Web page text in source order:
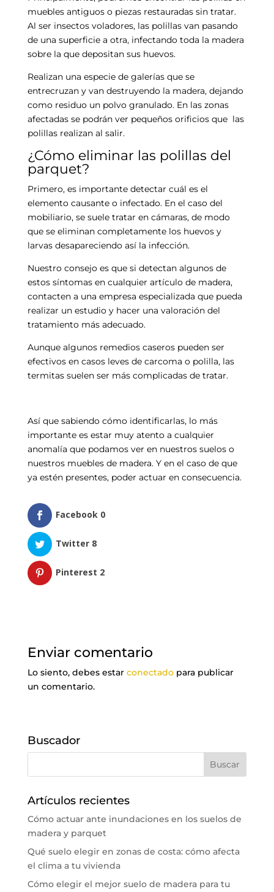
muebles antiguos o piezas restauradas sin tratar.
Al ser insectos voladores, las polillas van pasando
de una superficie a otra, infectando toda la madera
sobre la que depositan sus huevos.
Realizan una especie de galerías que se
entrecruzan y van destruyendo la madera, dejando
como residuo un polvo granulado. En las zonas
afectadas se podrán ver pequeños orificios que las
polillas realizan al salir.
¿Cómo eliminar las polillas del
parquet?
Primero, es importante detectar cuál es el
elemento causante o infectado. En el caso del
mobiliario, se suele tratar en cámaras, de modo
que se eliminan completamente los huevos y
larvas desapareciendo así la infección.
Nuestro consejo es que si detectan algunos de
estos síntomas en cualquier artículo de madera,
contacten a una empresa especializada que pueda
realizar un estudio y hacer una valoración del
tratamiento más adecuado.
Aunque algunos remedios caseros pueden ser
efectivos en casos leves de carcoma o polilla, las
termitas suelen ser más complicadas de tratar.
Así que sabiendo cómo identificarlas, lo más
importante es estar muy atento a cualquier
anomalía que podamos ver en nuestros suelos o
nuestros muebles de madera. Y en el caso de que
ya estén presentes, poder actuar en consecuencia.
Facebook 0
Twitter 8
Pinterest 2
Enviar comentario
Lo siento, debes estar conectadopara publicar
un comentario.
Buscador
Artículos recientes
Cómo actuar ante inundaciones en los suelos de
madera y parquet
Qué suelo elegir en zonas de costa: cómo afecta
el clima a tu vivienda
Cómo elegir el mejor suelo de madera para tu